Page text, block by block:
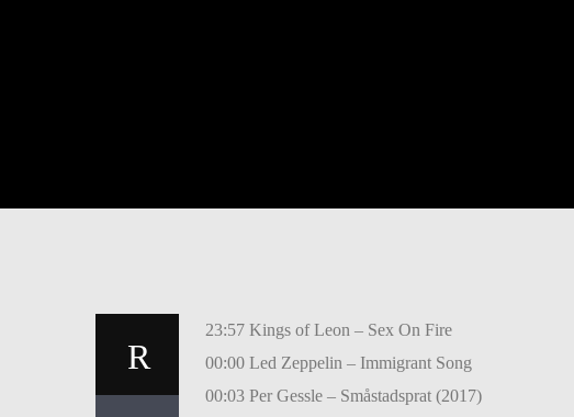
23:57 Kings of Leon – Sex On Fire
00:00 Led Zeppelin – Immigrant Song
00:03 Per Gessle – Småstadsprat (2017)